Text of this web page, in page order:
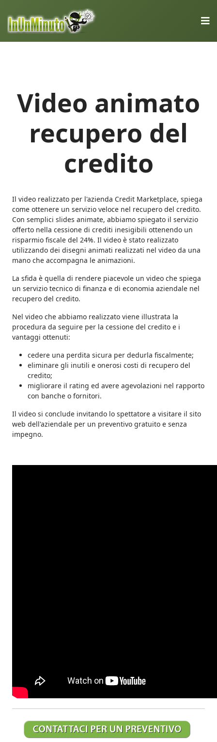
Video animato
recupero del
credito
Il video realizzato per l'azienda Credit Marketplace, spiega
come ottenere un servizio veloce nel recupero del credito.
Con semplici slides animate, abbiamo spiegato il servizio
offerto nella cessione di crediti inesigibili ottenendo un
risparmio fiscale del 24%. Il video è stato realizzato
utilizzando dei disegni animati realizzati nel video da una
mano che accompagna le animazioni.
La sfida è quella di rendere piacevole un video che spiega
un servizio tecnico di finanza e di economia aziendale nel
recupero del credito.
Nel video che abbiamo realizzato viene illustrata la
procedura da seguire per la cessione del credito e i
vantaggi ottenuti:
cedere una perdita sicura per dedurla fiscalmente;
eliminare gli inutili e onerosi costi di recupero del
credito;
migliorare il rating ed avere agevolazioni nel rapporto
con banche o fornitori.
Il video si conclude invitando lo spettatore a visitare il sito
web dell'aziendale per un preventivo gratuito e senza
impegno.